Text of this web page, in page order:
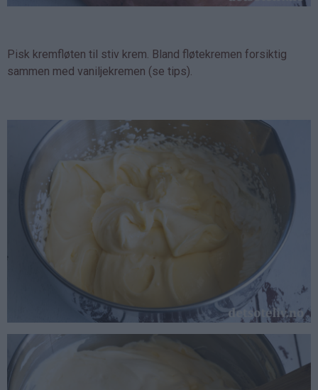
Pisk kremfløten til stiv krem. Bland fløtekremen forsiktig
sammen med vaniljekremen (se tips).